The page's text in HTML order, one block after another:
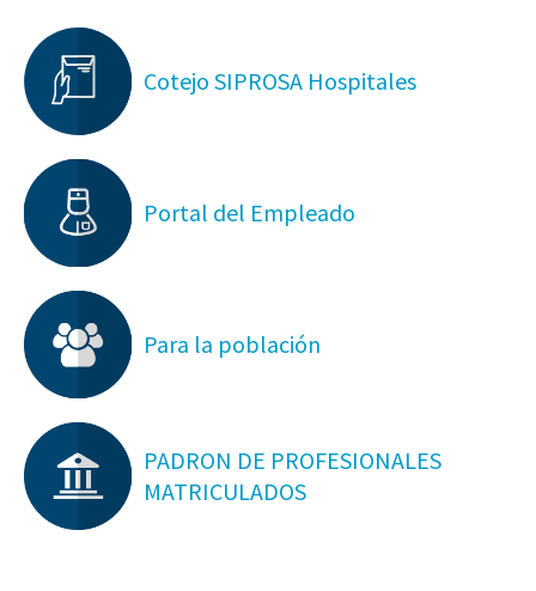
Cotejo SIPROSA Hospitales
Portal del Empleado
Para la población
PADRON DE PROFESIONALES
MATRICULADOS